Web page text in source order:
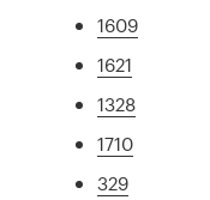
1609
1621
1328
1710
329